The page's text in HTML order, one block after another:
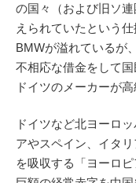
の国々（および旧ソ
えられていたという
BMWが溢れているが
不相応な借金をして
ドイツのメーカーが
ドイツなど北ヨーロ
アやスペイン、イタ
を吸収する「ヨーロ